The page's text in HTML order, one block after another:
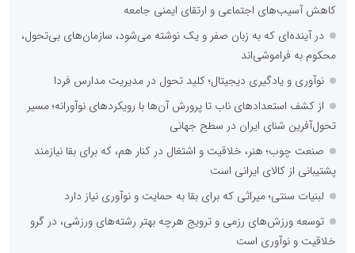
کاهش آسیب‌های اجتماعی و ارتقای ایمنی جامعه
در آینده‌ای که به زبان صفر و یک نوشته می‌شود، سازمان‌های بی‌تحول،
محکوم به فراموشی‌اند
نوآوری و یادگیری دیجیتال؛ کلید تحول در مدیریت مدارس فردا
از کشف استعدادهای ناب تا پرورش آن‌ها با رویکردهای نوآورانه؛ مسیر
تحول‌آفرین شنای ایران در سطح جهانی
صنعت چوب؛ هنر، خلاقیت و اشتغال در کنار هم، که برای بقا نیازمند
پشتیبانی از کالای ایرانی است
لبنیات سنتی؛ میراثی که برای بقا به حمایت و نوآوری نیاز دارد
توسعه ورزش‌های رزمی و ترویج هرچه بهتر رشته‌های ورزشی، در گرو
خلاقیت و نوآوری است